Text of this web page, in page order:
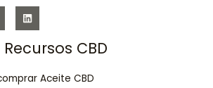
Recursos CBD
Aceite CBD